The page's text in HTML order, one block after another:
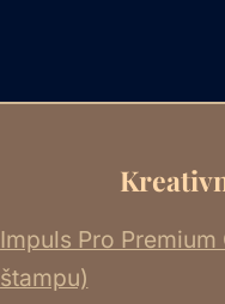
Impuls Pro Premium
štampu)